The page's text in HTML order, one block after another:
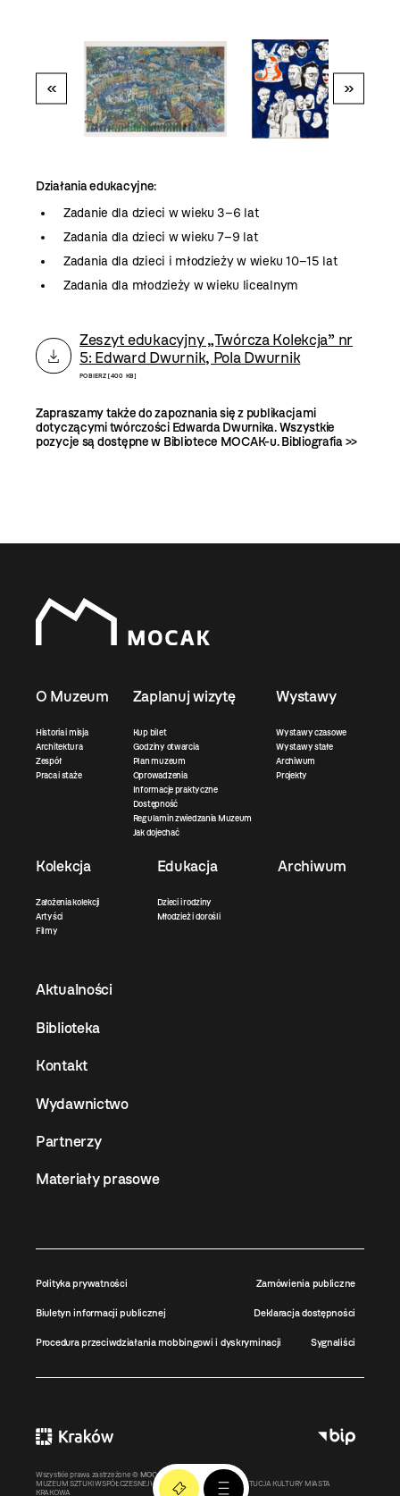
« »
Działania edukacyjne:
Zadanie dla dzieci w wieku 3–6 lat
Zadania dla dzieci w wieku 7–9 lat
Zadania dla dzieci i młodzieży w wieku 10–15 lat
Zadania dla młodzieży w wieku licealnym
Zeszyt edukacyjny „Twórcza Kolekcja” nr
5: Edward Dwurnik, Pola Dwurnik
POBIERZ [400 KB]
Zapraszamy także do zapoznania się z publikacjami
dotyczącymi twórczości Edwarda Dwurnika. Wszystkie
pozycje są dostępne w Bibliotece MOCAK-u.Bibliografia >>
O Muzeum
Historia i misja
Architektura
Zespół
Praca i staże
Zaplanuj wizytę
Kup bilet
Godziny otwarcia
Plan muzeum
Oprowadzenia
Informacje praktyczne
Dostępność
Regulamin zwiedzania Muzeum
Jak dojechać
Wystawy
Wystawy czasowe
Wystawy stałe
Archiwum
Projekty
Kolekcja
Założenia kolekcji
Artyści
Filmy
Edukacja
Dzieci i rodziny
Młodzież i dorośli
Archiwum
Aktualności
Biblioteka
Kontakt
Wydawnictwo
Partnerzy
Materiały prasowe
Polityka prywatności Zamówienia publiczne
Biuletyn informacji publicznej Deklaracja dostępności
Procedura przeciwdziałania mobbingowi i dyskryminacji Sygnaliści
Wszystkie prawa zastrzeżone © MOCAK2011-2026
MUZEUM SZTUKI WSPÓŁCZESNEJ W KRAKOWIE MOCAK – INSTYTUCJA KULTURY MIASTA
KRAKOWA